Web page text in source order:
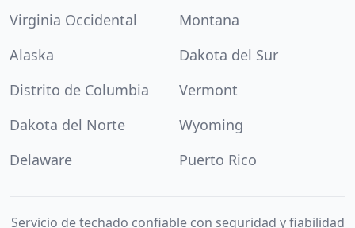
Virginia Occidental
Montana
Alaska
Dakota del Sur
Distrito de Columbia
Vermont
Dakota del Norte
Wyoming
Delaware
Puerto Rico
Servicio de techado confiable con seguridad y fiabilidad